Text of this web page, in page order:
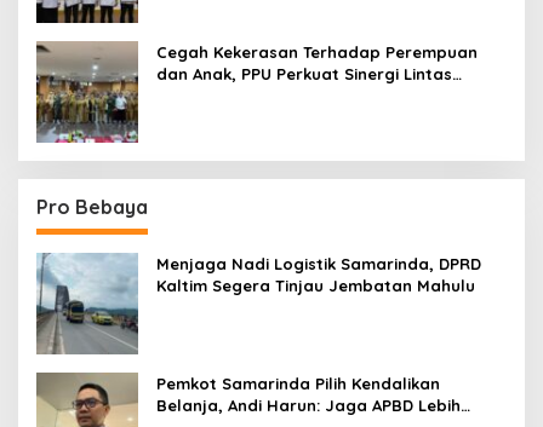
Cegah Kekerasan Terhadap Perempuan
dan Anak, PPU Perkuat Sinergi Lintas
Pro Bebaya
Menjaga Nadi Logistik Samarinda, DPRD
Kaltim Segera Tinjau Jembatan Mahulu
Pemkot Samarinda Pilih Kendalikan
Belanja, Andi Harun: Jaga APBD Lebih